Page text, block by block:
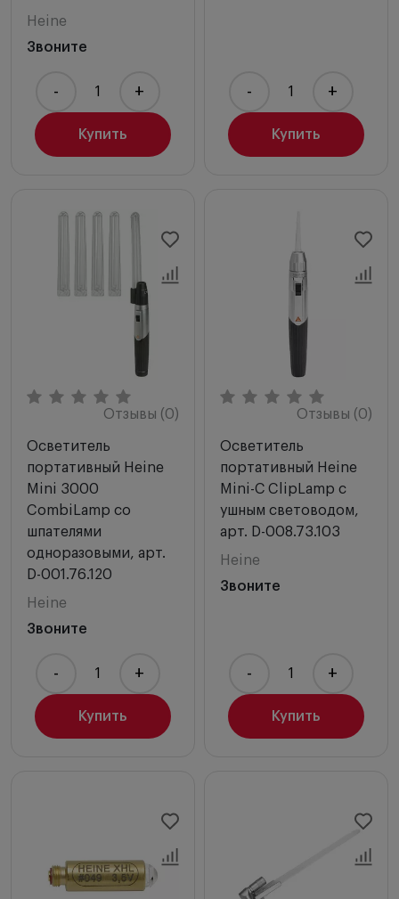
Heine
Звоните
Купить
- +
Купить
- +
Отзывы (0)
Осветитель
портативный Heine
Mini 3000
CombiLamp со
шпателями
одноразовыми, арт.
D-001.76.120
Heine
Звоните
Купить
- +
Отзывы (0)
Осветитель
портативный Heine
Mini-С ClipLamp с
ушным световодом,
арт. D-008.73.103
Heine
Звоните
Купить
- +